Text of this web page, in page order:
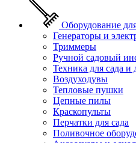
Оборудование
Генераторы и
Триммеры
Ручной садовый
Техника для сада и
Воздуходувы
Тепловые пушки
Цепные пилы
Краскопульты
Перчатки для сада
Поливочное